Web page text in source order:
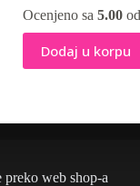
Ocenjeno sa 5.00
Dodaj u korpu
preko web shop-a